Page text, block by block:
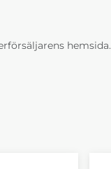
hemsida.